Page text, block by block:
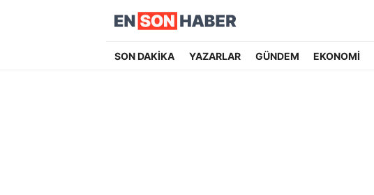
SON DAKİKA YAZARLAR GÜNDEM EKONOMİ